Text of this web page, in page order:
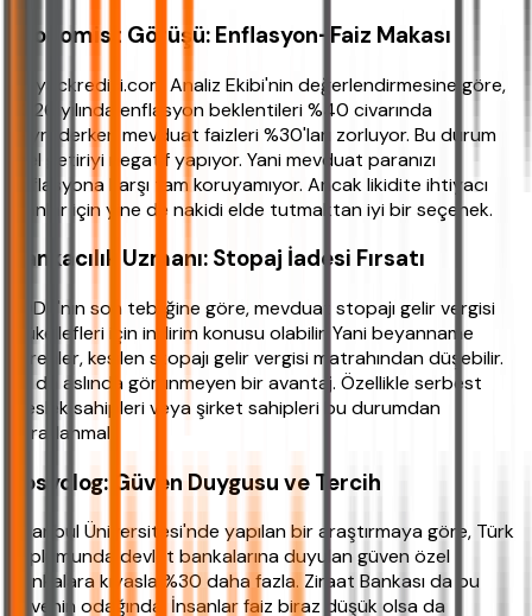
Ekonomist Görüşü: Enflasyon-Faiz Makası
ihtiyackredisi.com Analiz Ekibi'nin değerlendirmesine göre,
2026 yılında enflasyon beklentileri %40 civarında
seyrederken mevduat faizleri %30'ları zorluyor. Bu durum
reel getiriyi negatif yapıyor. Yani mevduat paranızı
enflasyona karşı tam koruyamıyor. Ancak likidite ihtiyacı
olanlar için yine de nakidi elde tutmaktan iyi bir seçenek.
Bankacılık Uzmanı: Stopaj İadesi Fırsatı
BDDK'nın son tebliğine göre, mevduat stopajı gelir vergisi
mükellefleri için indirim konusu olabilir. Yani beyanname
verenler, kesilen stopajı gelir vergisi matrahından düşebilir.
Bu da aslında görünmeyen bir avantaj. Özellikle serbest
meslek sahipleri veya şirket sahipleri bu durumdan
yararlanmalı.
Sosyolog: Güven Duygusu ve Tercih
İstanbul Üniversitesi'nde yapılan bir araştırmaya göre, Türk
toplumunda devlet bankalarına duyulan güven özel
bankalara kıyasla %30 daha fazla. Ziraat Bankası da bu
güvenin odağında. İnsanlar faiz biraz düşük olsa da